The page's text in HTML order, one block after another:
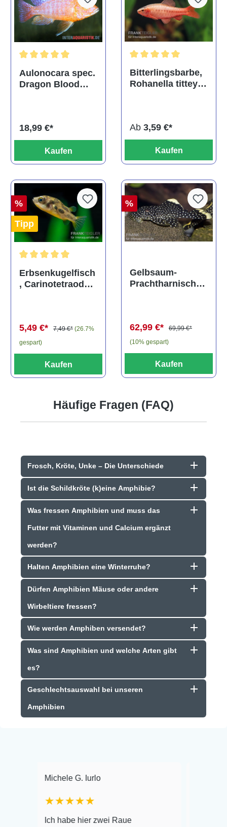
Durchschnittliche Bewertung von 5 von 5 Sternen
Aulonocara spec.
Dragon Blood
18,99 €*
Kaufen
Bitterlingsbarbe,
Rohanella titteya,
Ab 3,59 €*
Kaufen
%
Tipp
Durchschnittliche Bewertung von 5 von 5 Sternen
Erbsenkugelfisch
, Carinotetraodon
5,49 €* 7,49 €* (26.7%
gespart)
Kaufen
%
Gelbsaum-
Prachtharnischw
62,99 €*
69,99 €*
(10% gespart)
Kaufen
Häufige Fragen (FAQ)
Frosch, Kröte, Unke – Die Unterschiede
Ist die Schildkröte (k)eine Amphibie?
Was fressen Amphibien und muss das
Futter mit Vitaminen und Calcium ergänzt
werden?
Halten Amphibien eine Winterruhe?
Dürfen Amphibien Mäuse oder andere
Wirbeltiere fressen?
Wie werden Amphiben versendet?
Was sind Amphibien und welche Arten gibt
es?
Geschlechtsauswahl bei unseren
Amphibien
hier zwei Raue